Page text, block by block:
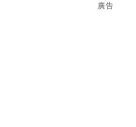
廣告